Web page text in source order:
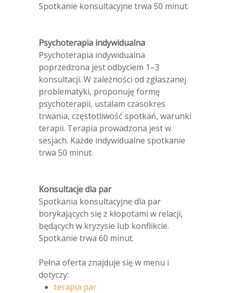
Spotkanie konsultacyjne trwa 50 minut.
Psychoterapia indywidualna
Psychoterapia indywidualna
poprzedzona jest odbyciem 1–3
konsultacji. W zależności od zgłaszanej
problematyki, proponuję formę
psychoterapii, ustalam czasokres
trwania, częstotliwość spotkań, warunki
terapii. Terapia prowadzona jest w
sesjach. Każde indywidualne spotkanie
trwa 50 minut.
Konsultacje dla par
Spotkania konsultacyjne dla par
borykających się z kłopotami w relacji,
będących w kryzysie lub konflikcie.
Spotkanie trwa 60 minut.
Pełna oferta znajduje się w menu i
dotyczy:
terapia par